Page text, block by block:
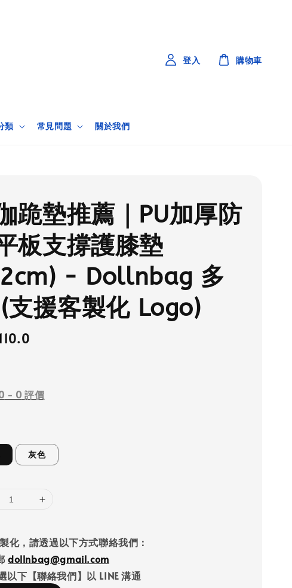
類 常見問題 關於我們
登入 購物車
跪墊推薦｜PU加厚防
板支撐護膝墊
- Dollnbag 多
支援客製化 Logo)
- 0 評價
灰色
化，請透過以下方式聯絡我們：
dollnbag@gmail.com
以下【聯絡我們】以 LINE 溝通